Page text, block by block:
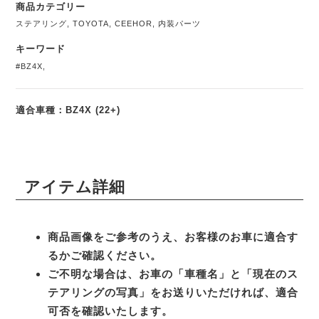
商品カテゴリー
ステアリング ,TOYOTA ,CEEHOR 内装パーツ
キーワード
#BZ4X
適合車種：BZ4X (22+)
アイテム詳細
商品画像をご参考のうえ、お客様のお車に適合す
るかご確認ください。
ご不明な場合は、お車の「車種名」と「現在のス
テアリングの写真」をお送りいただければ、適合
可否を確認いたします。